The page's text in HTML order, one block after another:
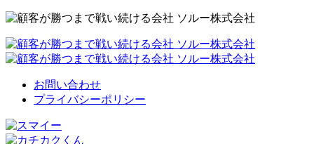
お問い合わせ
プライバシーポリシー